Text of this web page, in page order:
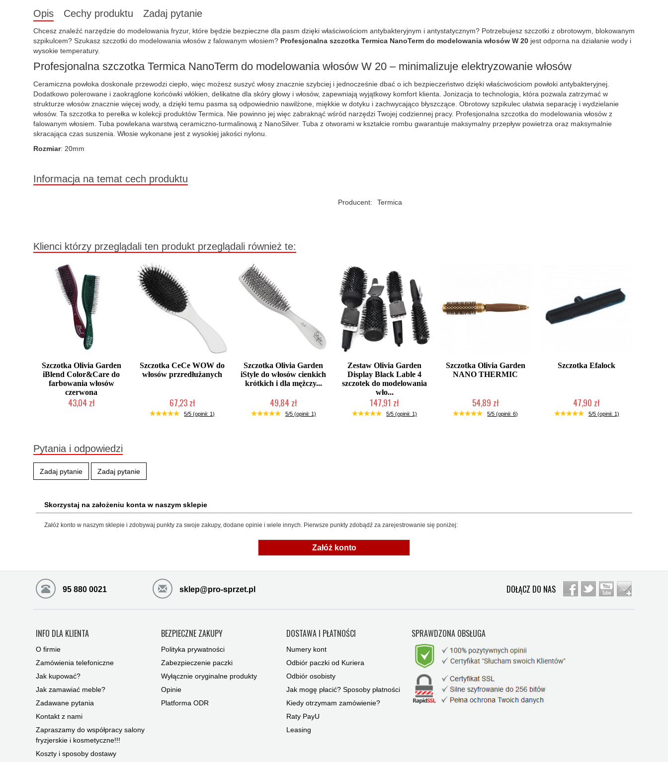
Opis Cechy produktu Zadaj pytanie
Chcesz znaleźć narzędzie do modelowania fryzur, które będzie bezpieczne dla pasm dzięki właściwościom antybakteryjnym i antystatycznym? Potrzebujesz szczotki z obrotowym, blokowanym
szpikulcem? Szukasz szczotki do modelowania włosów z falowanym włosiem? Profesjonalna szczotka Termica NanoTerm do modelowania włosów W 20 jest odporna na działanie wody i
wysokie temperatury.
Profesjonalna szczotka Termica NanoTerm do modelowania włosów W 20 – minimalizuje elektryzowanie włosów
Ceramiczna powłoka doskonale przewodzi ciepło, więc możesz suszyć włosy znacznie szybciej i jednocześnie dbać o ich bezpieczeństwo dzięki właściwościom powłoki antybakteryjnej.
Dodatkowo polerowane i zaokrąglone końcówki włókien, delikatne dla skóry głowy i włosów, zapewniają wyjątkowy komfort klienta. Jonizacja to technologia, która pozwala zatrzymać w
strukturze włosów znacznie więcej wody, a dzięki temu pasma są odpowiednio nawilżone, miękkie w dotyku i zachwycająco błyszczące. Obrotowy szpikulec ułatwia separację i wydzielanie
włosów. Ta szczotka to perełka w kolekcji produktów Termica. Nie powinno jej więc zabraknąć wśród narzędzi Twojej codziennej pracy. Profesjonalna szczotka do modelowania włosów z
falowanym włosiem. Tuba powlekana warstwą ceramiczno-turmalinową z NanoSilver. Tuba z otworami w kształcie rombu gwarantuje maksymalny przepływ powietrza oraz maksymalnie
skracająca czas suszenia. Włosie wykonane jest z wysokiej jakości nylonu.
Rozmiar: 20mm
Informacja na temat cech produktu
Producent: Termica
Klienci którzy przeglądali ten produkt przeglądali również te:
Szczotka Olivia Garden
iBlend Color&Care do
farbowania włosów
czerwona
43,04 zł
Szczotka CeCe WOW do
włosów przredłużanych
67,23 zł
Chwilowo niedostępny
5/5 (opinii: 1)
Szczotka Olivia Garden
iStyle do włosów cienkich
krótkich i dla mężczy...
49,84 zł
Produkt wycofany
5/5 (opinii: 1)
Zestaw Olivia Garden
Display Black Lable 4
szczotek do modelowania
wło...
147,91 zł
Produkt wycofany
5/5 (opinii: 1)
Szczotka Olivia Garden
NANO THERMIC
54,89 zł
Produkt wycofany
5/5 (opinii: 6)
Szczotka Efalock
47,90 zł
2-5 dni roboczych
5/5 (opinii: 1)
Pytania i odpowiedzi
Zadaj pytanie Zadaj pytanie
Skorzystaj na założeniu konta w naszym sklepie
Załóż konto w naszym sklepie i zdobywaj punkty za swoje zakupy, dodane opinie i wiele innych. Pierwsze punkty zdobądź za zarejestrowanie się poniżej:
Załóż konto
95 880 0021 sklep@pro-sprzet.pl DOŁĄCZ DO NAS
INFO DLA KLIENTA
O firmie
Zamówienia telefoniczne
Jak kupować?
Jak zamawiać meble?
Zadawane pytania
Kontakt z nami
Zapraszamy do współpracy salony
fryzjerskie i kosmetyczne!!!
Koszty i sposoby dostawy
BEZPIECZNE ZAKUPY
Polityka prywatności
Zabezpieczenie paczki
Wyłącznie oryginalne produkty
Opinie
Platforma ODR
DOSTAWA I PŁATNOŚCI
Numery kont
Odbiór paczki od Kuriera
Odbiór osobisty
Jak mogę płacić? Sposoby płatności
Kiedy otrzymam zamówienie?
Raty PayU
Leasing
SPRAWDZONA OBSŁUGA